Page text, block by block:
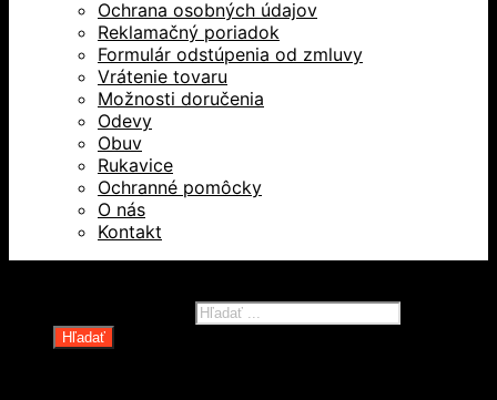
Ochrana osobných údajov
Reklamačný poriadok
Formulár odstúpenia od zmluvy
Vrátenie tovaru
Možnosti doručenia
Odevy
Obuv
Rukavice
Ochranné pomôcky
O nás
Kontakt
Hľadať